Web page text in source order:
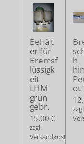
Behält
er für
Bremsf
lüssigk
eit
LHM
grün
gebr.
15,00 €
zzgl.
Versandkosten
h
ot